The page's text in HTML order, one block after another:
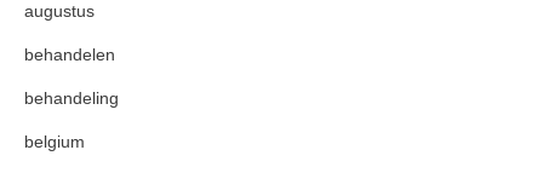
augustus
behandelen
behandeling
belgium